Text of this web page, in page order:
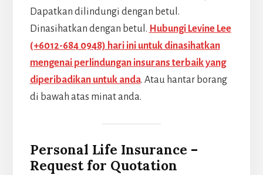
Dapatkan dilindungi dengan betul.
Dinasihatkan dengan betul. Hubungi Levine Lee
(+6012-684 0948) hari ini untuk dinasihatkan
mengenai perlindungan insurans terbaik yang
diperibadikan untuk anda. Atau hantar borang
di bawah atas minat anda.
Personal Life Insurance –
Request for Quotation